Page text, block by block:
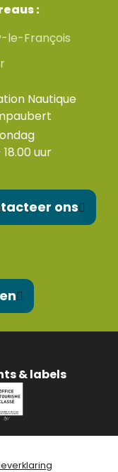
:
le-François
Nautique
uur
ons
& labels